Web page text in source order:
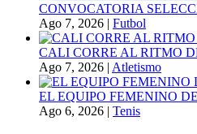
CONVOCATORIA
Ago 7, 2026 | Futbol
CALI CORRE AL RITMO
Ago 7, 2026 | Atletismo
EL EQUIPO FEMENINO
Ago 6, 2026 | Tenis